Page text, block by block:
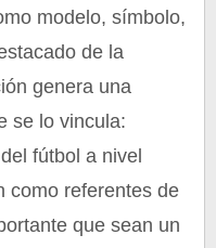
modelo, símbolo,
de la
genera una
se lo vincula:
fútbol a nivel
como referentes de
que sean un